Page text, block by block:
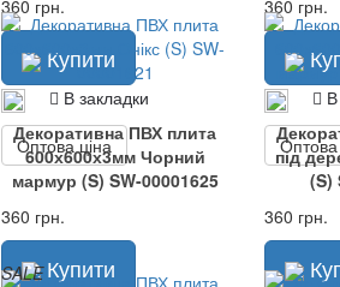
360 грн.
Купити
В закладки
Оптова ціна
360 грн.
Оптова
Декоративна ПВХ плита
600х600х3мм Чорний
мармур (S) SW-00001625
360 грн.
Купити
під
(S)
360 грн.
SALE